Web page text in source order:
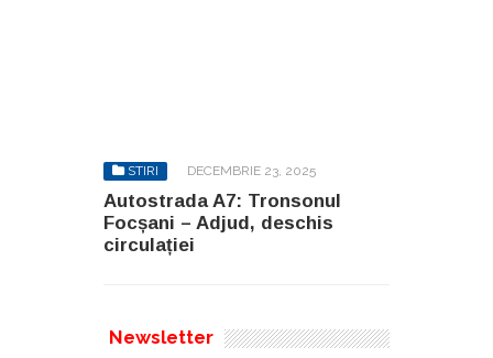
STIRI DECEMBRIE 23, 2025
Autostrada A7: Tronsonul
Focșani – Adjud, deschis
circulației
Newsletter